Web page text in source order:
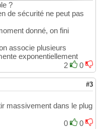
?
de sécurité ne peut pas
donné, on fini
associe plusieurs
exponentiellement
2
0
#3
massivement dans le plug
0
0